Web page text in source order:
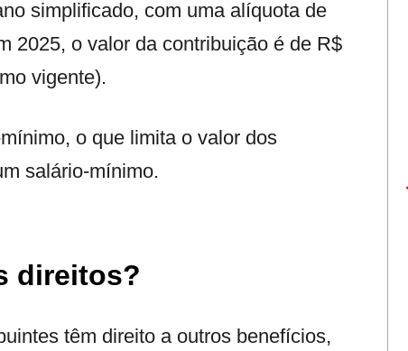
simplificado, com uma alíquota de
2025, o valor da contribuição é de R$
vigente).
o que limita o valor dos
salário-mínimo.
direitos?
têm direito a outros benefícios,